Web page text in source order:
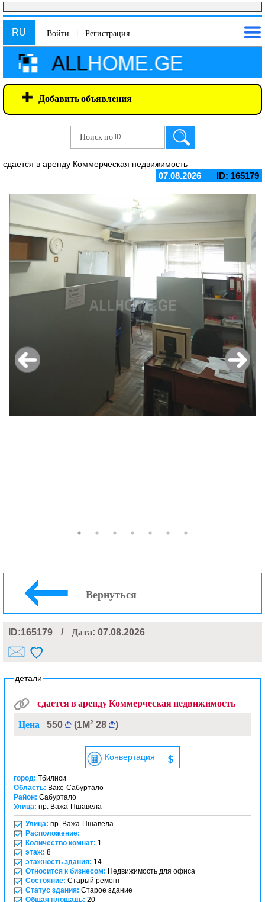
RU Войти Регистрация
Добавить объявления
сдается в аренду Коммерческая недвижимость
07.08.2026 ID: 165179
Вернуться
ID:165179 / Дата: 07.08.2026
детали
сдается в аренду Коммерческая недвижимость
Цена
550 (1М2 28 )
Конвертация $
город: Тбилиси
Область: Ваке-Сабуртало
Район: Сабуртало
Улица: пр. Важа-Пшавела
Улица: пр. Важа-Пшавела
Расположение:
Количество комнат: 1
этаж: 8
этажность здания: 14
Относится к бизнесом: Недвижимость для офиса
Состояние: Старый ремонт
Статус здания: Старое здание
Общая площадь: 20